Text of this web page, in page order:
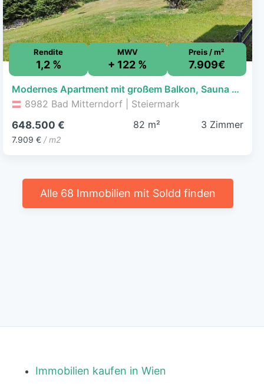
Rendite
1,2 %
MWV
+ 122 %
Preis / m²
7.909€
Modernes Apartment mit großem Balkon, Sauna und Garage im steirischen Salzkammergut
8982 Bad Mitterndorf | Steiermark
648.500 €
7.909 € / m2
82 m² 3 Zimmer
Alle 68 Immobilien mit Soldd finden
Immobilien kaufen in Wien